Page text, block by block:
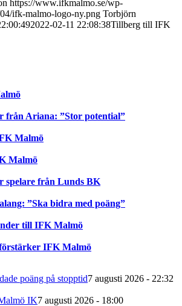
https://www.ifkmalmo.se/wp-
ifk-malmo-logo-ny.png Torbjörn
2022-02-11 22:08:38Tillberg till IFK
från Ariana: ”Stor potential”
Malmö
Malmö
spelare från Lunds BK
”Ska bidra med poäng”
till IFK Malmö
IFK Malmö
poäng på stopptid7 augusti 2026 - 22:32
IK7 augusti 2026 - 18:00